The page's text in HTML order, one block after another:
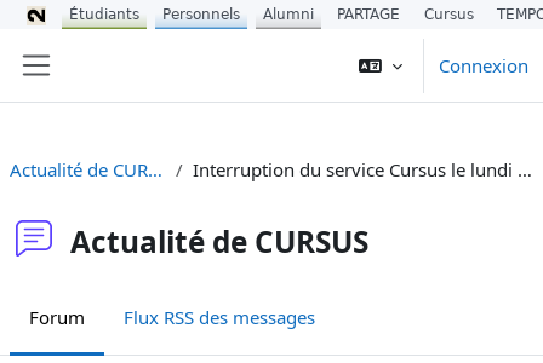
Connexion
Actualité de CURSUS Interruption du service Cursus le lundi 3 juin
Actualité de CURSUS
Forum Flux RSS des messages
Étudiants Personnels Alumni PARTAGE Cursus